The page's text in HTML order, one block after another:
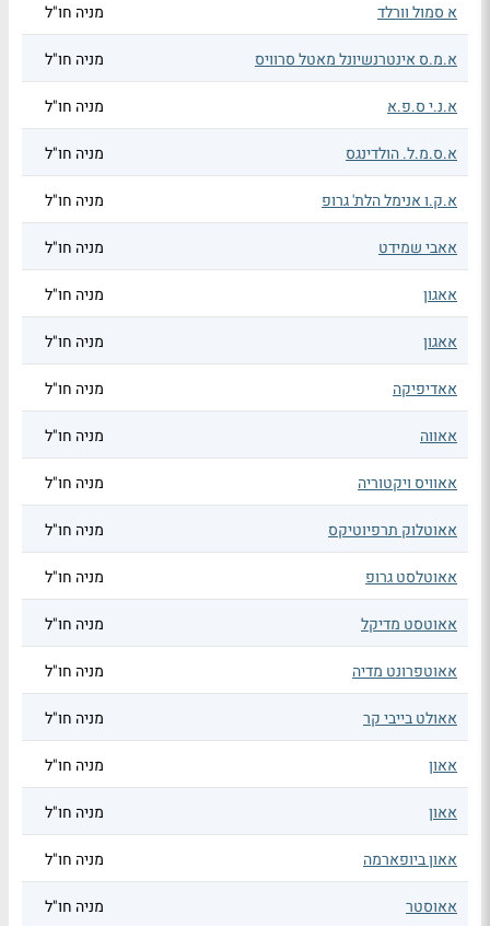
א סמול וורלד מניה חו"ל
א.מ.ס אינטרנשיונל מאטל סרוויס מניה חו"ל
א.נ.י ס.פ.א מניה חו"ל
א.ס.מ.ל. הולדינגס מניה חו"ל
א.ק.ו אנימל הלת' גרופ מניה חו"ל
אאבי שמידט מניה חו"ל
אאגון מניה חו"ל
אאגון מניה חו"ל
אאדיפיקה מניה חו"ל
אאווה מניה חו"ל
אאוויס ויקטוריה מניה חו"ל
אאוטלוק תרפיוטיקס מניה חו"ל
אאוטלסט גרופ מניה חו"ל
אאוטסט מדיקל מניה חו"ל
אאוטפרונט מדיה מניה חו"ל
אאולט בייבי קר מניה חו"ל
אאון מניה חו"ל
אאון מניה חו"ל
אאון ביופארמה מניה חו"ל
אאוסטר מניה חו"ל